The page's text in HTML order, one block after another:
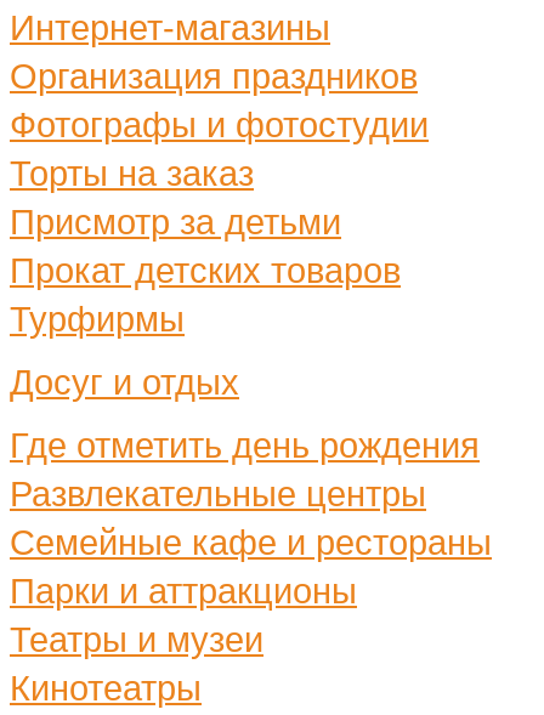
Интернет-магазины
Организация праздников
Фотографы и фотостудии
Торты на заказ
Присмотр за детьми
Прокат детских товаров
Турфирмы
Досуг и отдых
Где отметить день рождения
Развлекательные центры
Семейные кафе и рестораны
Парки и аттракционы
Театры и музеи
Кинотеатры